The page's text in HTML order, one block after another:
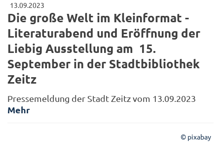
13.09.2023
Die große Welt im Kleinformat -
Literaturabend und Eröffnung der
Liebig Ausstellung am 15.
September in der Stadtbibliothek
Zeitz
Pressemeldung der Stadt Zeitz vom 13.09.2023
Mehr
© pixabay